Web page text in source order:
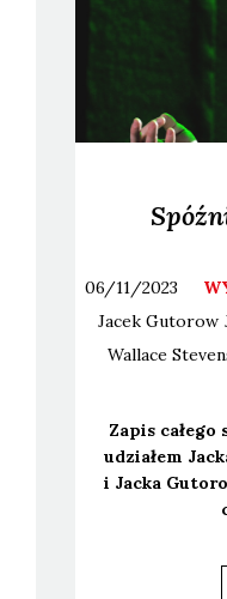
06/11/2023
Jacek Gutorow
Wallace
Zapis
udzia­łem
i Jac­ka